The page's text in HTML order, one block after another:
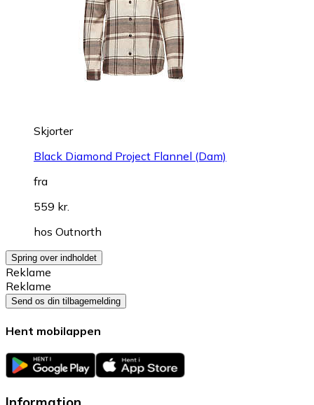
Skjorter
Black Diamond Project Flannel (Dam)
fra
559 kr.
hos Outnorth
Spring over indholdet
Reklame
Reklame
Send os din tilbagemelding
Hent mobilappen